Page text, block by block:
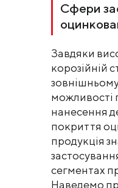
Сфери
Завдяки
корозійній
можливості
нанесення
покриття
продукція
сегментах
Наведемо